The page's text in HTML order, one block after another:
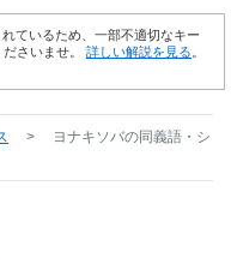
ているため、一部不適切なキー
さいませ。 詳しい解説を見る
> ヨナキソバの同義語・シ